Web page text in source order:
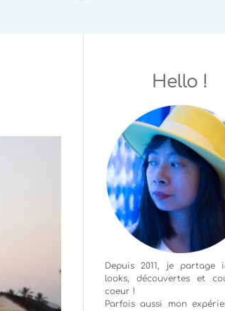
Hello !
Depuis 2011, je partage
looks, découvertes et
coeur !
Parfois aussi mon